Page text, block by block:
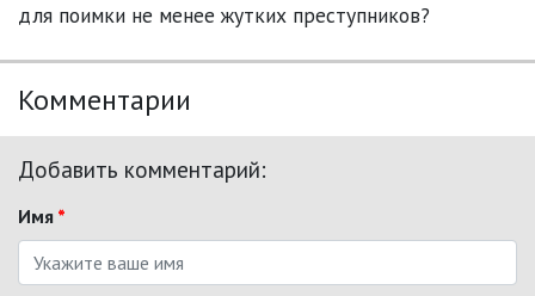
для поимки не менее жутких преступников?
Комментарии
Добавить комментарий:
Имя *